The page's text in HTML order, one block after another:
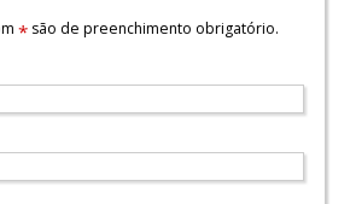
*são de preenchimento obrigatório.